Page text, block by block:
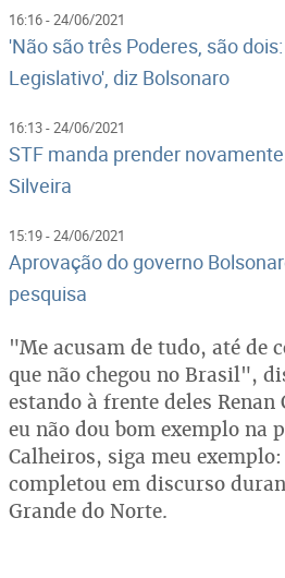
16:16 - 24/06/2021
'Não são três Poderes, são
Legislativo', diz Bolsonaro
16:13 - 24/06/2021
STF manda prender
Silveira
15:19 - 24/06/2021
Aprovação do governo
pesquisa
"Me acusam de tudo, até de
que não chegou no Brasil",
estando à frente deles
eu não dou bom exemplo na
Calheiros, siga meu
completou em discurso
Grande do Norte.